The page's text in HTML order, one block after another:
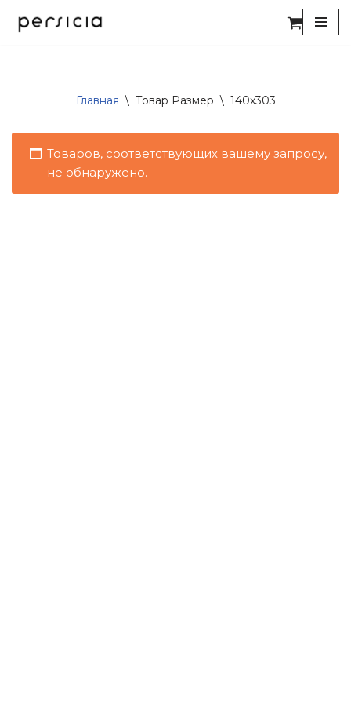
Главная \ Товар Размер \ 140x303
Товаров, соответствующих вашему запросу,
не обнаружено.